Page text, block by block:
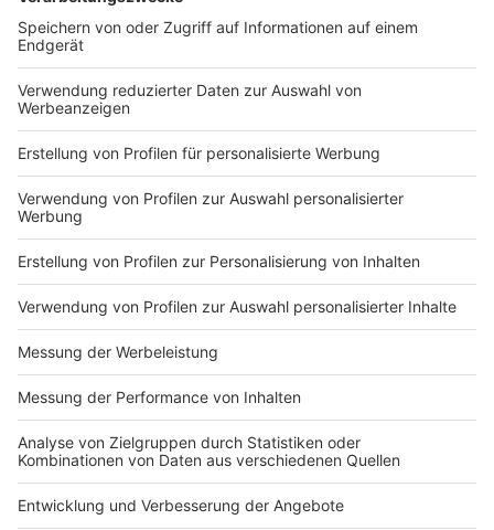
DEINE GEMERKTEN ARTIKEL
Du hast dir noch keine Artikel gemerkt
Markiere sie hierfür mit einem
Impressum
Nutzungsbedingungen
Jobs
Presse
Kontakt
Studio-Hotline
Verkehrs-Hotline
Newsletter